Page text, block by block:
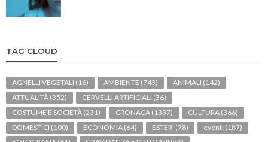
TAG CLOUD
AGNELLI VEGETALI (16) AMBIENTE (743) ANIMALI (142)
ATTUALITÀ (352) CERVELLI ARTIFICIALI (36)
COSTUME E SOCIETÀ (231) CRONACA (1337) CULTURA (366)
DOMESTICI (100) ECONOMIA (64) ESTERI (78) eventi (187)